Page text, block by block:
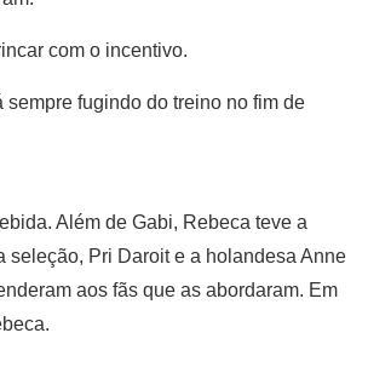
com o incentivo.
fugindo do treino no fim de
Além de Gabi, Rebeca teve a
seleção, Pri Daroit e a holandesa Anne
aos fãs que as abordaram. Em